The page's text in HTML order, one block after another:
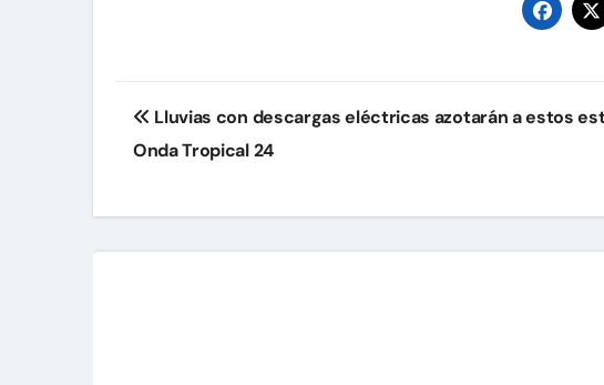
Navegación
de
Lluvias con descargas eléctricas azotarán a estos
Onda Tropical 24